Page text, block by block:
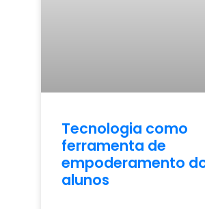
Tecnologia como
ferramenta de
empoderamento
alunos